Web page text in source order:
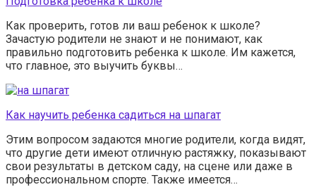
Как проверить, готов ли ваш ребенок к школе?
Зачастую родители не знают и не понимают, как
правильно подготовить ребенка к школе. Им кажется,
что главное, это выучить буквы…
Как научить ребенка садиться на шпагат
Этим вопросом задаются многие родители, когда видят,
что другие дети имеют отличную растяжку, показывают
свои результаты в детском саду, на сцене или даже в
профессиональном спорте. Также имеется…